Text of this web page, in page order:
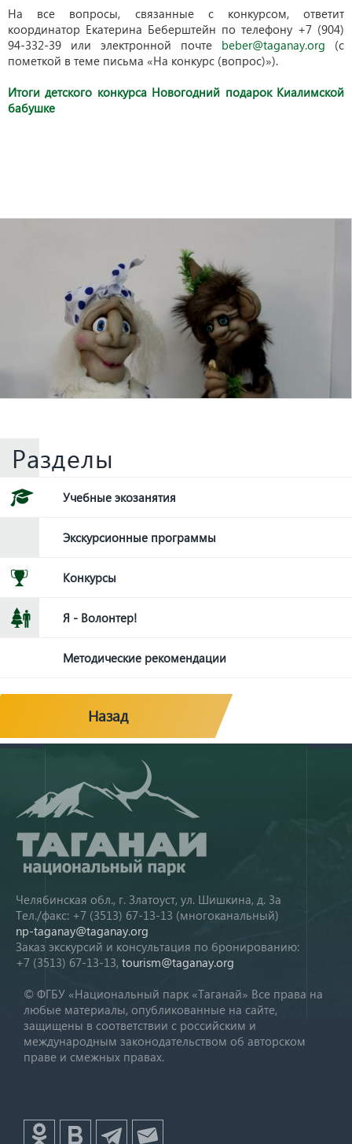
На все вопросы, связанные с конкурсом, ответит
координатор Екатерина Беберштейн по телефону +7 (904)
94-332-39 или электронной почте beber@taganay.org (с
пометкой в теме письма «На конкурс (вопрос)»).
Итоги детского конкурса Новогодний подарок Киалимской
бабушке
Разделы
Учебные экозанятия
Экскурсионные программы
Конкурсы
Я - Волонтер!
Методические рекомендации
Назад
Челябинская обл., г. Златоуст, ул. Шишкина, д. 3а
Тел./факс: +7 (3513) 67-13-13 (многоканальный)
np-taganay@taganay.org
Заказ экскурсий и консультация по бронированию:
+7 (3513) 67-13-13, tourism@taganay.org
© ФГБУ «Национальный парк «Таганай» Все права на
любые материалы, опубликованные на сайте,
защищены в соответствии с российским и
международным законодательством об авторском
праве и смежных правах.